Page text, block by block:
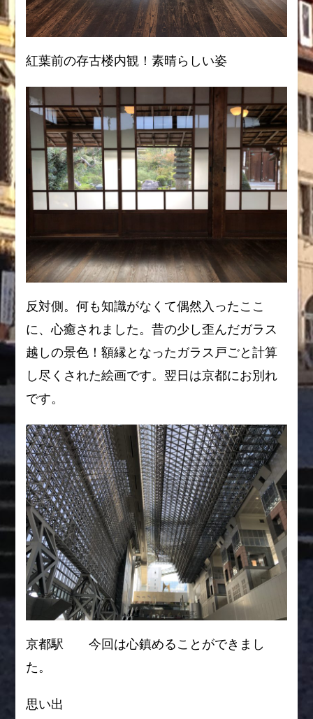
紅葉前の存古楼内観！素晴らしい姿
反対側。何も知識がなくて偶然入ったここ
に、心癒されました。昔の少し歪んだガラス
越しの景色！額縁となったガラス戸ごと計算
し尽くされた絵画です。翌日は京都にお別れ
です。
京都駅 今回は心鎮めることができまし
た。
思い出